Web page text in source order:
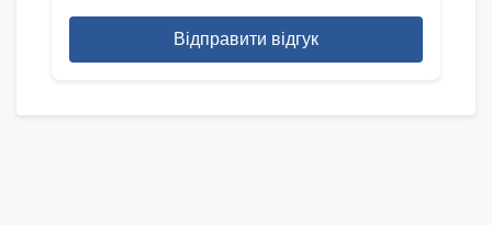
Відправити відгук